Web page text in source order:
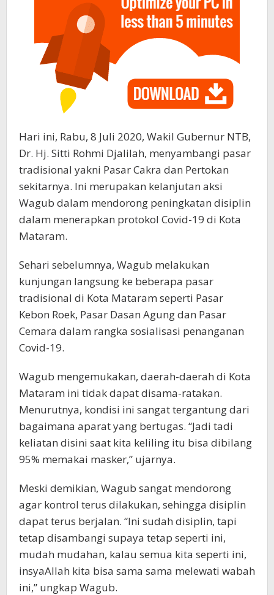
Hari ini, Rabu, 8 Juli 2020, Wakil Gubernur NTB,
Dr. Hj. Sitti Rohmi Djalilah, menyambangi pasar
tradisional yakni Pasar Cakra dan Pertokan
sekitarnya. Ini merupakan kelanjutan aksi
Wagub dalam mendorong peningkatan disiplin
dalam menerapkan protokol Covid-19 di Kota
Mataram.
Sehari sebelumnya, Wagub melakukan
kunjungan langsung ke beberapa pasar
tradisional di Kota Mataram seperti Pasar
Kebon Roek, Pasar Dasan Agung dan Pasar
Cemara dalam rangka sosialisasi penanganan
Covid-19.
Wagub mengemukakan, daerah-daerah di Kota
Mataram ini tidak dapat disama-ratakan.
Menurutnya, kondisi ini sangat tergantung dari
bagaimana aparat yang bertugas. “Jadi tadi
keliatan disini saat kita keliling itu bisa dibilang
95% memakai masker,” ujarnya.
Meski demikian, Wagub sangat mendorong
agar kontrol terus dilakukan, sehingga disiplin
dapat terus berjalan. “Ini sudah disiplin, tapi
tetap disambangi supaya tetap seperti ini,
mudah mudahan, kalau semua kita seperti ini,
insyaAllah kita bisa sama sama melewati wabah
ini,” ungkap Wagub.